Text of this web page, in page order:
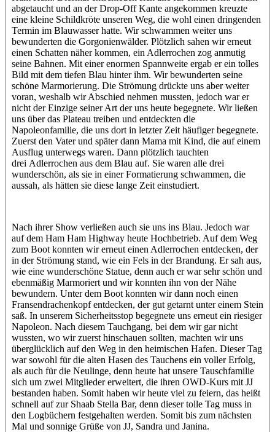
abgetaucht und an der Drop-Off Kante angekommen kreuzte
eine kleine Schildkröte unseren Weg, die wohl einen dringenden
Termin im Blauwasser hatte. Wir schwammen weiter uns
bewunderten die Gorgonienwälder. Plötzlich sahen wir erneut
einen Schatten näher kommen, ein Adlerrochen zog anmutig
seine Bahnen. Mit einer enormen Spannweite ergab er ein tolles
Bild mit dem tiefen Blau hinter ihm. Wir bewunderten seine
schöne Marmorierung. Die Strömung drückte uns aber weiter
voran, weshalb wir Abschied nehmen mussten, jedoch war er
nicht der Einzige seiner Art der uns heute begegnete. Wir ließen
uns über das Plateau treiben und entdeckten die
Napoleonfamilie, die uns dort in letzter Zeit häufiger begegnete.
Zuerst den Vater und später dann Mama mit Kind, die auf einem
Ausflug unterwegs waren. Dann plötzlich tauchten
drei Adlerrochen aus dem Blau auf. Sie waren alle drei
wunderschön, als sie in einer Formatierung schwammen, die
aussah, als hätten sie diese lange Zeit einstudiert.
Nach ihrer Show verließen auch sie uns ins Blau. Jedoch war
auf dem Ham Ham Highway heute Hochbetrieb. Auf dem Weg
zum Boot konnten wir erneut einen Adlerrochen entdecken, der
in der Strömung stand, wie ein Fels in der Brandung. Er sah aus,
wie eine wunderschöne Statue, denn auch er war sehr schön und
ebenmäßig Marmoriert und wir konnten ihn von der Nähe
bewundern. Unter dem Boot konnten wir dann noch einen
Fransendrachenkopf entdecken, der gut getarnt unter einem Stein
saß. In unserem Sicherheitsstop begegnete uns erneut ein riesiger
Napoleon. Nach diesem Tauchgang, bei dem wir gar nicht
wussten, wo wir zuerst hinschauen sollten, machten wir uns
überglücklich auf den Weg in den heimischen Hafen. Dieser Tag
war sowohl für die alten Hasen des Tauchens ein voller Erfolg,
als auch für die Neulinge, denn heute hat unsere Tauschfamilie
sich um zwei Mitglieder erweitert, die ihren OWD-Kurs mit JJ
bestanden haben. Somit haben wir heute viel zu feiern, das heißt
schnell auf zur Shaab Stella Bar, denn dieser tolle Tag muss in
den Logbüchern festgehalten werden. Somit bis zum nächsten
Mal und sonnige Grüße von JJ, Sandra und Janina.